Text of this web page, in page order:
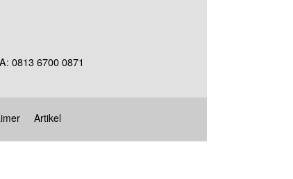
0813 6700 0871
Artikel